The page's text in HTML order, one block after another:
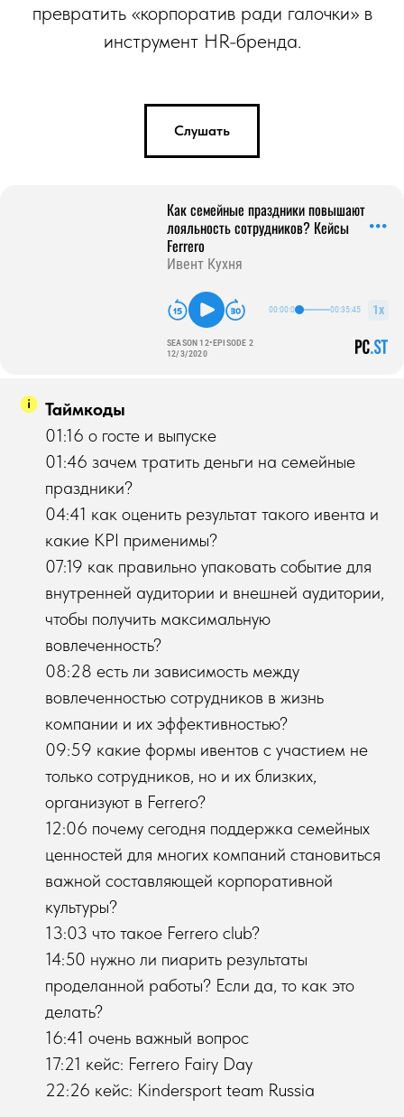
превратить «корпоратив ради галочки» в
инструмент HR-бренда.
Слушать
Таймкоды
01:16 о госте и выпуске
01:46 зачем тратить деньги на семейные
праздники?
04:41 как оценить результат такого ивента и
какие KPI применимы?
07:19 как правильно упаковать событие для
внутренней аудитории и внешней аудитории,
чтобы получить максимальную
вовлеченность?
08:28 есть ли зависимость между
вовлеченностью сотрудников в жизнь
компании и их эффективностью?
09:59 какие формы ивентов с участием не
только сотрудников, но и их близких,
организуют в Ferrero?
12:06 почему сегодня поддержка семейных
ценностей для многих компаний становиться
важной составляющей корпоративной
культуры?
13:03 что такое Ferrero club?
14:50 нужно ли пиарить результаты
проделанной работы? Если да, то как это
делать?
16:41 очень важный вопрос
17:21 кейс: Ferrero Fairy Day
22:26 кейс: Kindersport team Russia